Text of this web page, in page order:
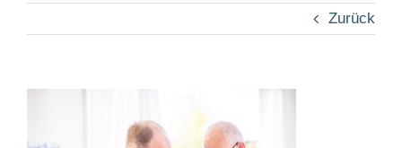
Zurück